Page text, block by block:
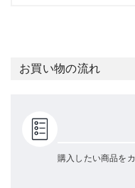
お買い物の流れ
購入したい商品を